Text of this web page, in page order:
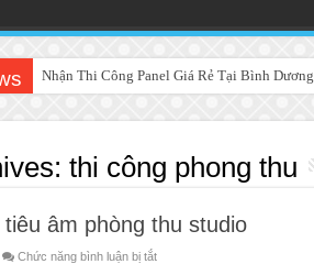
Nhận Thi Công Panel Giá Rẻ Tại Bình Dương
thi công phong thu
âm phòng thu studio
Chức năng bình luận bị tắtở